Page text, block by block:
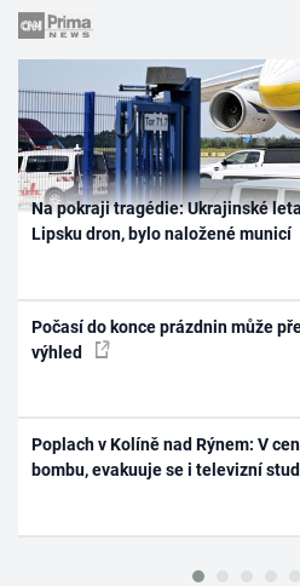
Na pokraji tragédie: Ukrajinské
Lipsku dron, bylo naložené municí
Počasí do konce prázdnin může
výhled
Poplach v Kolíně nad Rýnem: V
bombu, evakuuje se i televizní